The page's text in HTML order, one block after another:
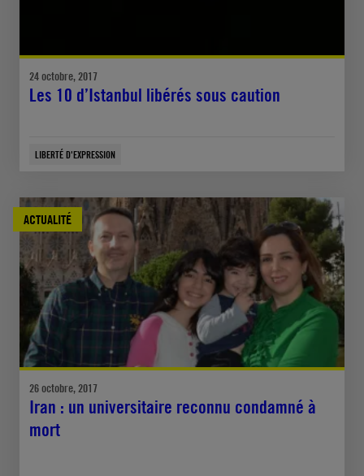
24 octobre, 2017
Les 10 d’Istanbul libérés sous caution
LIBERTÉ D'EXPRESSION
ACTUALITÉ
26 octobre, 2017
Iran : un universitaire reconnu condamné à
mort